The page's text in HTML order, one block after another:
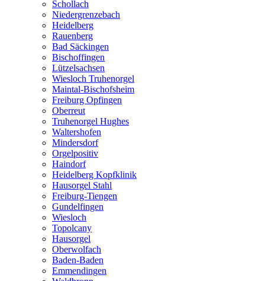
Schollach
Niedergrenzebach
Heidelberg
Rauenberg
Bad Säckingen
Bischoffingen
Lützelsachsen
Wiesloch Truhenorgel
Maintal-Bischofsheim
Freiburg Opfingen
Oberreut
Truhenorgel Hughes
Waltershofen
Mindersdorf
Orgelpositiv
Haindorf
Heidelberg Kopfklinik
Hausorgel Stahl
Freiburg-Tiengen
Gundelfingen
Wiesloch
Topolcany
Hausorgel
Oberwolfach
Baden-Baden
Emmendingen